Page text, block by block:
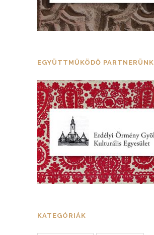
EGYÜTTMŰKÖDŐ PARTNERÜNK
KATEGÓRIÁK